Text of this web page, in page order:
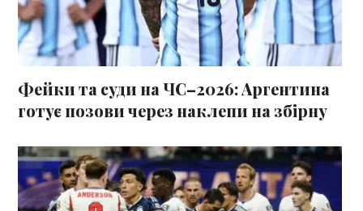
Фейки та суди на ЧС–2026: Аргентина
готує позови через наклепи на збірну